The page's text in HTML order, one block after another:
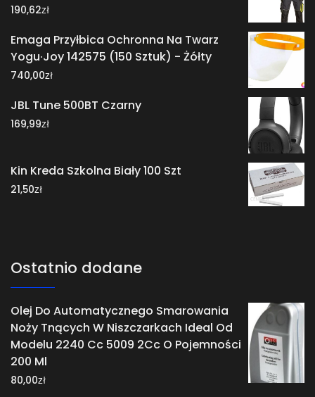
190,62zł
Emaga Przyłbica Ochronna Na Twarz
Yogu·Joy 142575 (150 Sztuk) - Żółty
740,00zł
JBL Tune 500BT Czarny
169,99zł
Kin Kreda Szkolna Biały 100 Szt
21,50zł
Ostatnio dodane
Olej Do Automatycznego Smarowania
Noży Tnących W Niszczarkach Ideal Od
Modelu 2240 Cc 5009 2Cc O Pojemności
200 Ml
80,00zł